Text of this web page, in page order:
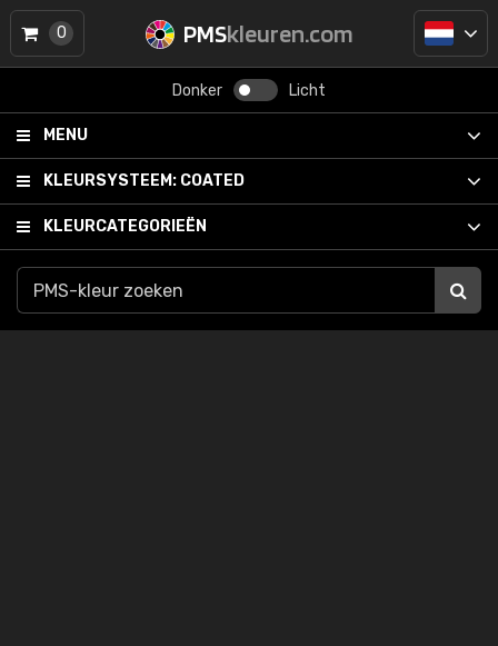
PMSkleuren.com
Donker Licht
MENU
KLEURSYSTEEM: COATED
KLEURCATEGORIEËN
0